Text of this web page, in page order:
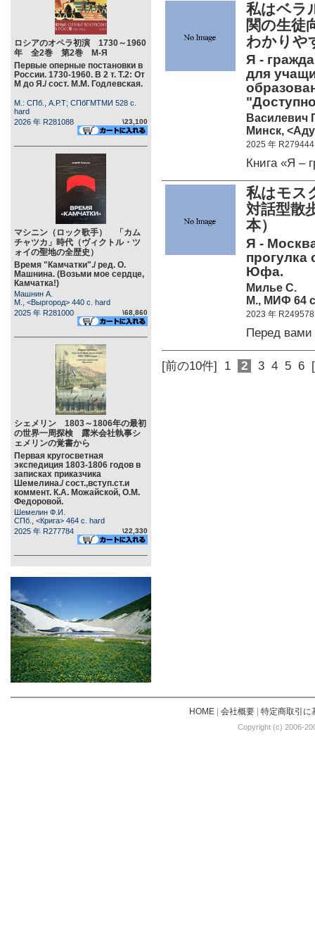
ロシアのオペラ初演 1730～1960
年 全2巻 第2巻 М-Я
Первые оперные постановки в
России. 1730-1960. В 2 т. Т.2: От
М до Я./ сост. М.М. Годлевская.
М.: СПб., А.Р.Т; СПбГМТМИ 528 c.
hard
2026 年 R281088
\23,100
マシニン（ロック歌手） 「カム
チャツカ」時代（ヴィクトル・ツ
ォイの聖地の全歴史）
Время "Камчатки"./ ред. О.
Машнина. (Возьми мое сердце,
Камчатка!)
Машнин А.
М., <Выргород> 440 c. hard
2025 年 R281000
\68,860
シェメリン 1803～1806年の最初
の世界一周探検 露米会社執事シ
ェメリンの覚書から
Первая кругосветная
экспедиция 1803-1806 годов в
записках приказчика
Шемелина./ сост.,вступ.ст.и
коммент. К.А. Можайской, О.М.
Федоровой.
Шемелин Ф.И.
СПб., <Крига> 464 c. hard
2025 年 R277784
\22,330
私はベラ
関の生徒
わかりや
Я -
для
Василевич
Минск,
2025 年 R279444
Книга «Я –
私はモ
対話型散
本）
Я -
прогулка
Юфа.
Милье С.
М., МИФ 64
2023 年 R249578
Перед вами
[前の10件] 1 2 3 4 5 6
HOME| 会社概要| 特定商取引に
Copyright (c) 2006-